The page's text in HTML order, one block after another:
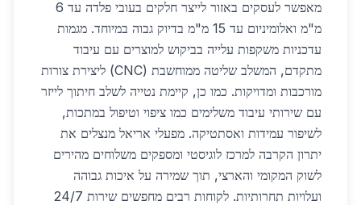
מאפשר לעסקים באזור לייצר חלקים בעובי פלדה עד 6
מ"מ ואלומיניום עד 15 מ"מ בדיוק גבוה במיוחד. מגמות
עדכניות משקפות עלייה בביקוש למוצרים עם עיבוד
מתקדם, המשלב שליטה ממוחשבת (CNC) ליצירת צורות
מורכבות ומדויקות. כמו כן, קיימת נטייה לשלב חיתוך לייזר
עם שירותי עיבוד משלימים כמו ציפוי וטיפול במתכות,
לשיפור עמידות ואסתטיקה. מפעלי אריאל מנצלים את
יתרון הקרבה למרכז לוגיסטי ומספקים משלוחים מהירים
לשוק המקומי והארצי, תוך שמירה על איכות גבוהה
ועלויות תחרותיות. לקוחות רבים מחפשים שירות 24/7